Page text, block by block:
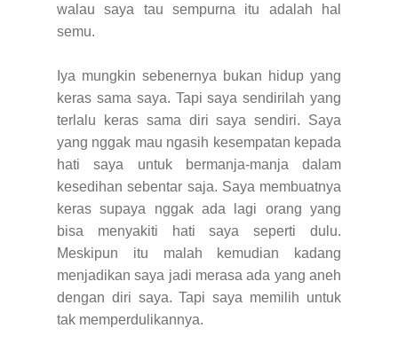
walau saya tau sempurna itu adalah hal
semu.
Iya mungkin sebenernya bukan hidup yang
keras sama saya. Tapi saya sendirilah yang
terlalu keras sama diri saya sendiri. Saya
yang nggak mau ngasih kesempatan kepada
hati saya untuk bermanja-manja dalam
kesedihan sebentar saja. Saya membuatnya
keras supaya nggak ada lagi orang yang
bisa menyakiti hati saya seperti dulu.
Meskipun itu malah kemudian kadang
menjadikan saya jadi merasa ada yang aneh
dengan diri saya. Tapi saya memilih untuk
tak memperdulikannya.